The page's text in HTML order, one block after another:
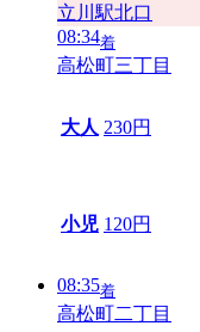
立川駅北口
08:34着
高松町三丁目
大人 230円
小児 120円
08:35着
高松町二丁目